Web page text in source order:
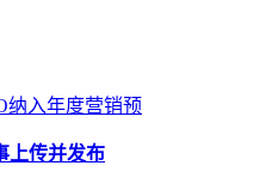
纳入年度营销预
上传并发布